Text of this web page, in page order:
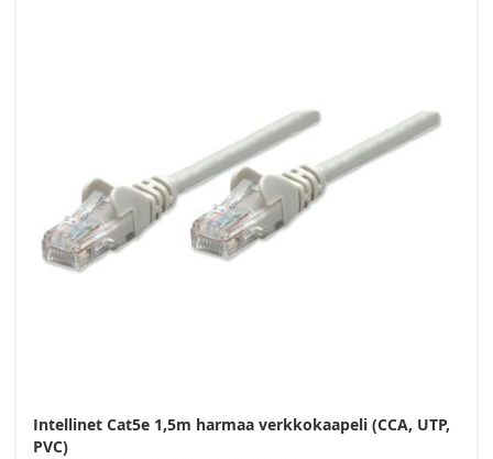
Intellinet Cat5e 1,5m harmaa verkkokaapeli (CCA, UTP,
PVC)